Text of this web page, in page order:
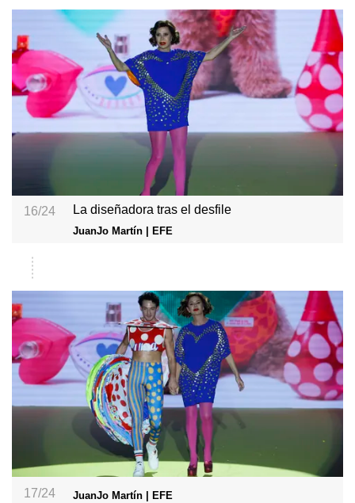
16/24 La diseñadora tras el desfile
JuanJo Martín | EFE
17/24 JuanJo Martín | EFE